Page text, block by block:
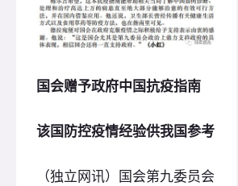
国会赠予政府中国抗疫指南
该国防控疫情经验供我国参考
（独立网讯）国会第九委员会